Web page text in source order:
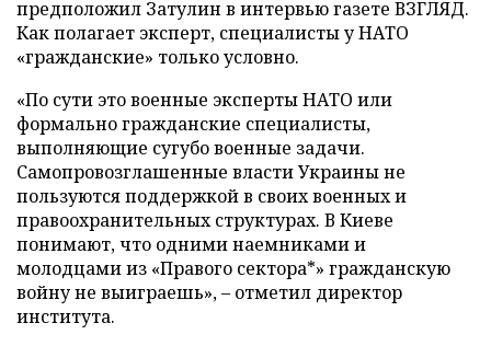
предположил Затулин в интервью газете ВЗГЛЯД.
Как полагает эксперт, специалисты у НАТО
«гражданские» только условно.
«По сути это военные эксперты НАТО или
формально гражданские специалисты,
выполняющие сугубо военные задачи.
Самопровозглашенные власти Украины не
пользуются поддержкой в своих военных и
правоохранительных структурах. В Киеве
понимают, что одними наемниками и
молодцами из «Правого сектора*» гражданскую
войну не выиграешь», – отметил директор
института.